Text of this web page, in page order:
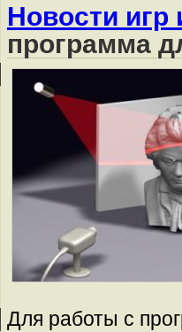
Новости игр
программа
Для работы с